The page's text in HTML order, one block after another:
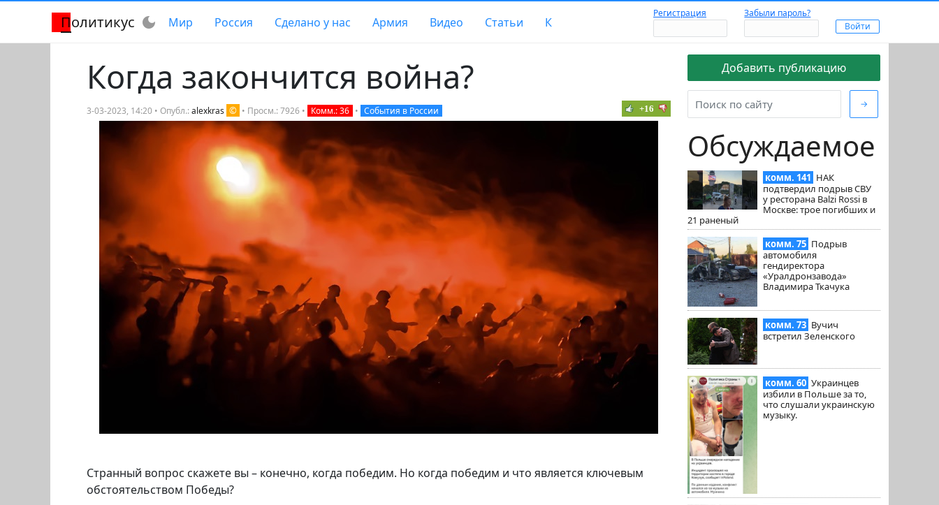
Политикус dark_mode Мир Россия Сделано у нас Армия Видео Статьи К
Регистрация Забыли пароль?
Добавить публикацию
→
Обсуждаемое
комм. 141 НАК
подтвердил подрыв СВУ
у ресторана Balzi Rossi в
Москве: трое погибших и
21 раненый
комм. 75 Подрыв
автомобиля
гендиректора
«Уралдронзавода»
Владимира Ткачука
комм. 73 Вучич
встретил Зеленского
комм. 60 Украинцев
избили в Польше за то,
что слушали украинскую
музыку.
Когда закончится война?
3-03-2023, 14:20 • Опубл.:alexkras © • Просм.: 7926 • Комм.: 36 • События в России +16
Странный вопрос скажете вы – конечно, когда победим. Но когда победим и что является ключевым
обстоятельством Победы?